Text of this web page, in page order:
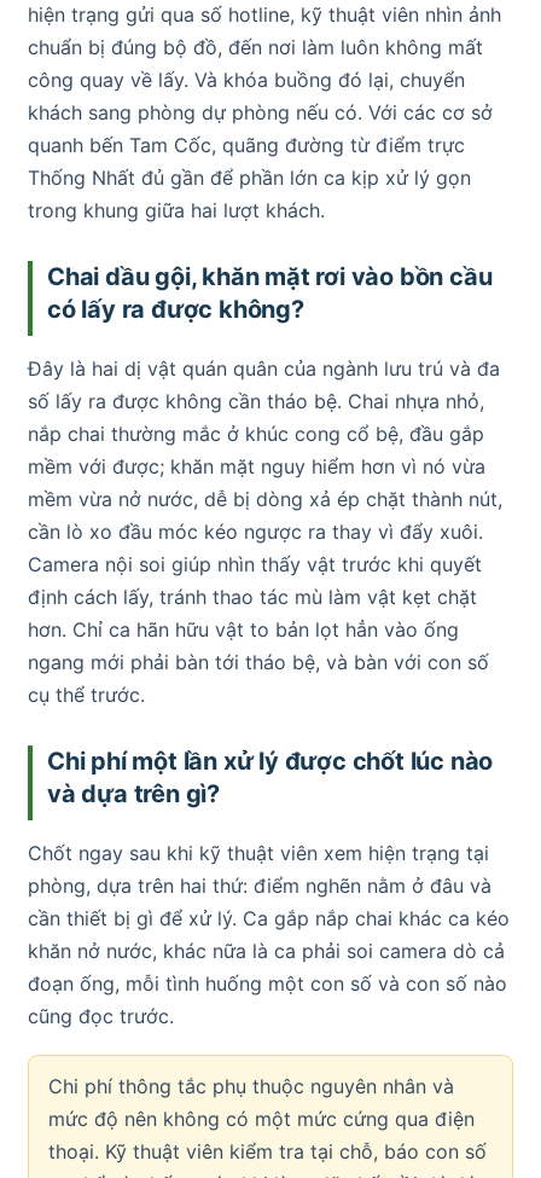
hiện trạng gửi qua số hotline, kỹ thuật viên nhìn ảnh
chuẩn bị đúng bộ đồ, đến nơi làm luôn không mất
công quay về lấy. Và khóa buồng đó lại, chuyển
khách sang phòng dự phòng nếu có. Với các cơ sở
quanh bến Tam Cốc, quãng đường từ điểm trực
Thống Nhất đủ gần để phần lớn ca kịp xử lý gọn
trong khung giữa hai lượt khách.
Chai dầu gội, khăn mặt rơi vào bồn cầu
có lấy ra được không?
Đây là hai dị vật quán quân của ngành lưu trú và đa
số lấy ra được không cần tháo bệ. Chai nhựa nhỏ,
nắp chai thường mắc ở khúc cong cổ bệ, đầu gắp
mềm với được; khăn mặt nguy hiểm hơn vì nó vừa
mềm vừa nở nước, dễ bị dòng xả ép chặt thành nút,
cần lò xo đầu móc kéo ngược ra thay vì đẩy xuôi.
Camera nội soi giúp nhìn thấy vật trước khi quyết
định cách lấy, tránh thao tác mù làm vật kẹt chặt
hơn. Chỉ ca hãn hữu vật to bản lọt hẳn vào ống
ngang mới phải bàn tới tháo bệ, và bàn với con số
cụ thể trước.
Chi phí một lần xử lý được chốt lúc nào
và dựa trên gì?
Chốt ngay sau khi kỹ thuật viên xem hiện trạng tại
phòng, dựa trên hai thứ: điểm nghẽn nằm ở đâu và
cần thiết bị gì để xử lý. Ca gắp nắp chai khác ca kéo
khăn nở nước, khác nữa là ca phải soi camera dò cả
đoạn ống, mỗi tình huống một con số và con số nào
cũng đọc trước.
Chi phí thông tắc phụ thuộc nguyên nhân và
mức độ nên không có một mức cứng qua điện
thoại. Kỹ thuật viên kiểm tra tại chỗ, báo con số